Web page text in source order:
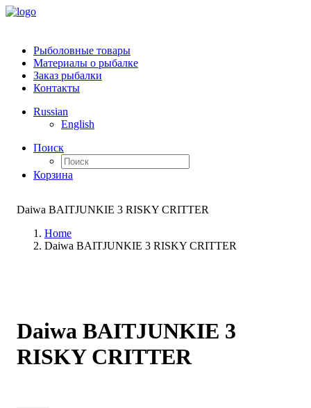
Рыболовные товары
Материалы о рыбалке
Заказ рыбалки
Контакты
Russian
English
Поиск
Корзина
Daiwa BAITJUNKIE 3 RISKY CRITTER
Home
Daiwa BAITJUNKIE 3 RISKY CRITTER
Daiwa BAITJUNKIE 3
RISKY CRITTER